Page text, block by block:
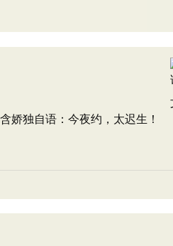
娇独自语：今夜约，太迟生！